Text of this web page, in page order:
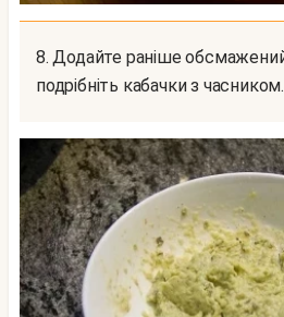
8. Додайте раніше обсмажений часник і блендером
подрібніть кабачки з часником.